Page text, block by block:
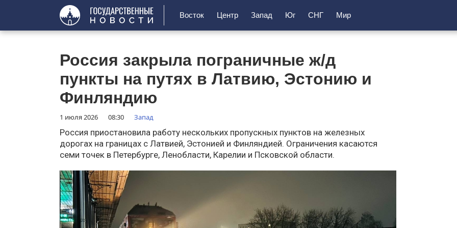
Восток Центр Запад Юг СНГ Мир
Россия закрыла пограничные ж/д
пункты на путях в Латвию, Эстонию и
Финляндию
1 июля 2026 08:30 Запад
Россия приостановила работу нескольких пропускных пунктов на железных
дорогах на границах с Латвией, Эстонией и Финляндией. Ограничения касаются
семи точек в Петербурге, Ленобласти, Карелии и Псковской области.